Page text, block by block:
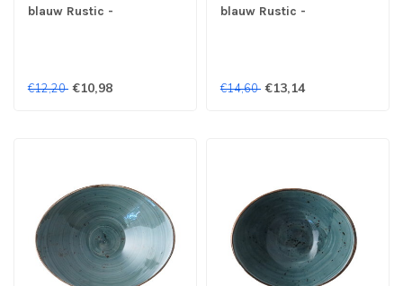
blauw Rustic -
€12,20 €10,98
blauw Rustic -
€14,60 €13,14